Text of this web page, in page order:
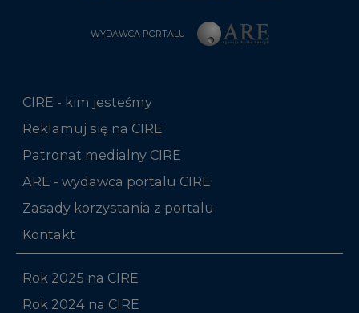
WYDAWCA PORTALU
CIRE - kim jesteśmy
Reklamuj się na CIRE
Patronat medialny CIRE
ARE - wydawca portalu CIRE
Zasady korzystania z portalu
Kontakt
Rok 2025 na CIRE
Rok 2024 na CIRE